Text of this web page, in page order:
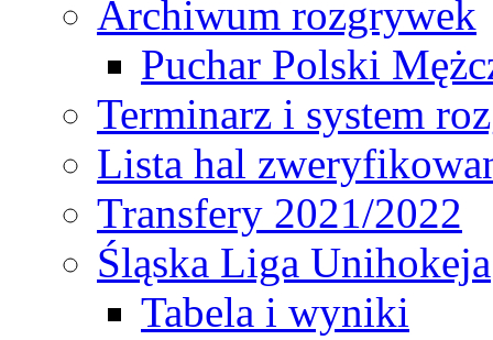
Archiwum rozgrywek
Puchar Polski
Terminarz i system
Lista hal
Transfery 2021/2022
Śląska Liga Unihokeja
Tabela i wyniki